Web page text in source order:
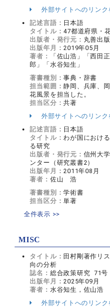
外部サイトへのリンク
記述言語： 日本語
タイトル：47都道府県・
出版者・発行元： 丸善出
出版年月： 2019年05月
著者：
「佐山浩」「西田
郎」「水谷知生」
著書種別：事典・辞書
担当範囲：静岡、兵庫、
花風景を担当した。
担当区分：共著
外部サイトへのリンク
記述言語： 日本語
タイトル： わが国におけ
る研究
出版者・発行元： 信州大
ンター（研究叢書2）
出版年月： 2011年08月
著者： 佐山 浩
著書種別：学術書
担当区分：単著
全件表示 >>
MISC
タイトル： 田村剛著作リ
向の分析
誌名： 総合政策研究 71号
出版年月： 2025年09月
著者： 水谷知生，佐山浩
外部サイトへのリンク